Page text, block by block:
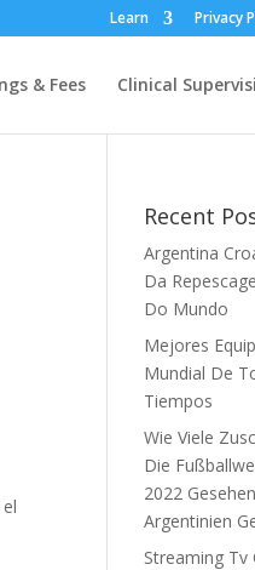
Learn Privacy
& Fees Clinical
Recent
Argentina
Da
Do Mundo
Mejores
Mundial De
Tiempos
Wie Viele
Die
2022
Argentinien
Streaming Tv